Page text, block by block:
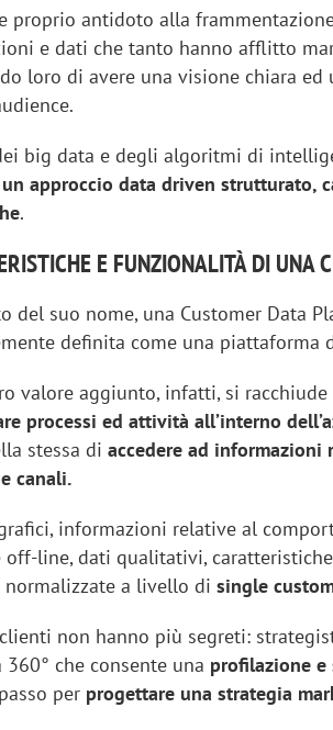
proprio antidoto alla
e dati che tanto hanno afflitto
loro di avere una visione chiara ed
big data e degli algoritmi di
approccio data driven strutturato,
.
E FUNZIONALITÀ DI UNA
del suo nome, una Customer Data
definita come una
valore aggiunto, infatti, si
processi ed attività all’interno
stessa diaccedere ad informazioni
canali.
informazioni relative al
off-line, dati qualitativi,
normalizzate a livello disingle
non hanno più segreti:
che consente una profilazione e
per progettare una strategia